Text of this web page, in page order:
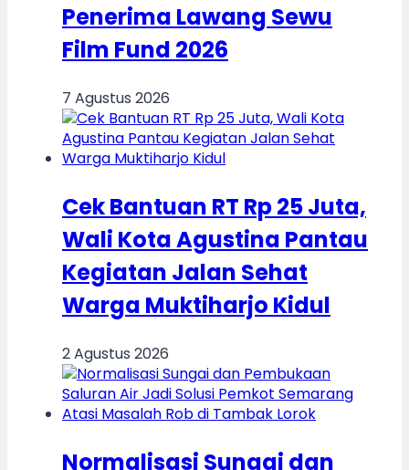
Penerima Lawang Sewu
Film Fund 2026
7 Agustus 2026
Cek Bantuan RT Rp 25 Juta,
Wali Kota Agustina Pantau
Kegiatan Jalan Sehat
Warga Muktiharjo Kidul
2 Agustus 2026
Normalisasi Sungai dan